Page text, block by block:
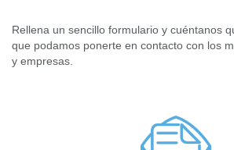
Rellena un sencillo formulario y cuéntanos
que podamos ponerte en contacto con los
y empresas.